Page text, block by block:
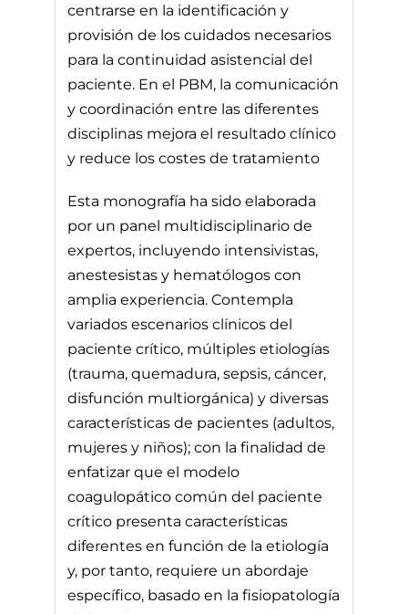
centrarse en la identificación y
provisión de los cuidados necesarios
para la continuidad asistencial del
paciente. En el PBM, la comunicación
y coordinación entre las diferentes
disciplinas mejora el resultado clínico
y reduce los costes de tratamiento
Esta monografía ha sido elaborada
por un panel multidisciplinario de
expertos, incluyendo intensivistas,
anestesistas y hematólogos con
amplia experiencia. Contempla
variados escenarios clínicos del
paciente crítico, múltiples etiologías
(trauma, quemadura, sepsis, cáncer,
disfunción multiorgánica) y diversas
características de pacientes (adultos,
mujeres y niños); con la finalidad de
enfatizar que el modelo
coagulopático común del paciente
crítico presenta características
diferentes en función de la etiología
y, por tanto, requiere un abordaje
específico, basado en la fisiopatología